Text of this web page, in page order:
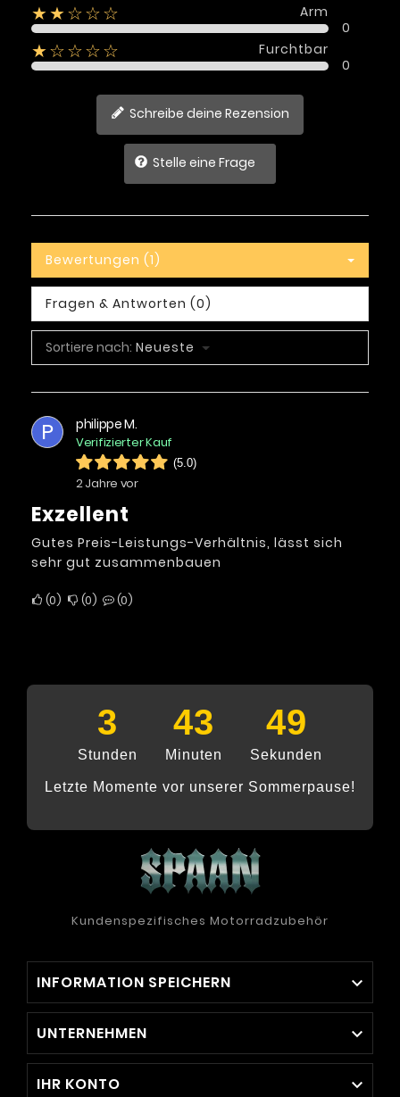
★★☆☆☆
Arm
0
★☆☆☆☆
Furchtbar
0
Schreibe deine Rezension
Stelle eine Frage
Bewertungen (1)
Fragen & Antworten (0)
Sortiere nach: Neueste
P philippe M.
Verifizierter Kauf
(5.0)
2 Jahre vor
Exzellent
Gutes Preis-Leistungs-Verhältnis, lässt sich
sehr gut zusammenbauen
0 0 0
3
Stunden
43
Minuten
49
Sekunden
Letzte Momente vor unserer Sommerpause!
Kundenspezifisches Motorradzubehör
INFORMATION SPEICHERN 
UNTERNEHMEN 
IHR KONTO 